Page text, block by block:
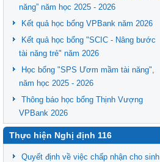
năng” năm học 2025 - 2026
Kết quả học bổng VPBank năm 2026
Kết quả học bổng "SCIC - Nâng bước
tài năng trẻ" năm 2026
Học bổng "SPS Ươm mầm tài năng",
năm học 2025 - 2026
Thông báo học bổng Thịnh Vượng
VPBank 2026
Thực hiện Nghị định 116
Quyết định về việc chấp nhận cho sinh